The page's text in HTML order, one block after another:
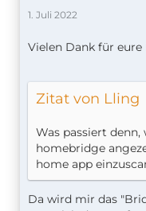
1. Juli 2022
Vielen Dank für
Zitat von Lling
Was passiert
homebridge
home app
Da wird mir das